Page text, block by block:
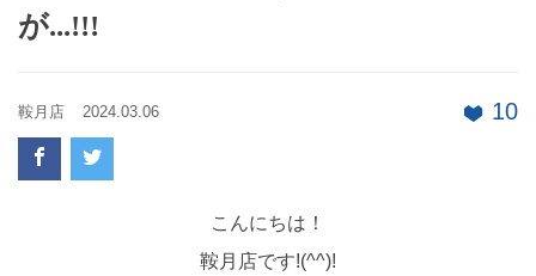
が...!!!
鞍月店 2024.03.06 10
こんにちは！
鞍月店です!(^^)!